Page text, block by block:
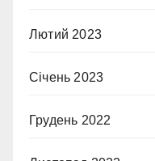
Лютий 2023
Січень 2023
Грудень 2022